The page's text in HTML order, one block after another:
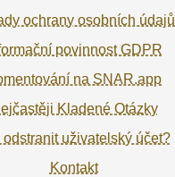
ochrany osobních údajů
povinnost GDPR
na SNAR.app
Kladené Otázky
odstranit uživatelský účet?
Kontakt